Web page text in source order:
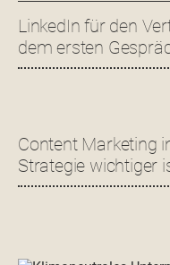
LinkedIn für den
dem ersten
Content Marketing
Strategie wichtiger